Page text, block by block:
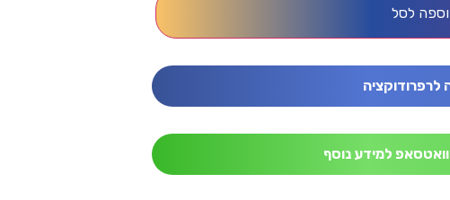
לסל
לרפרודוקציה
למידע נוסף